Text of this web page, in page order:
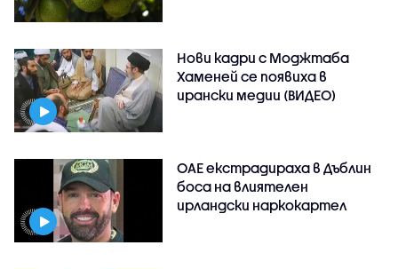
Нови кадри с Моджтаба
Хаменей се появиха в
ирански медии (ВИДЕО)
ОАЕ екстрадираха в Дъблин
боса на влиятелен
ирландски наркокартел